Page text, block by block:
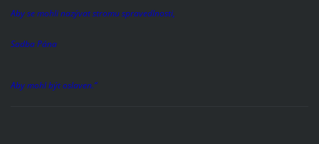
Aby se mohli nazývat stromu spravedlnosti,
Sadba Pána
Aby mohl být oslaven.“